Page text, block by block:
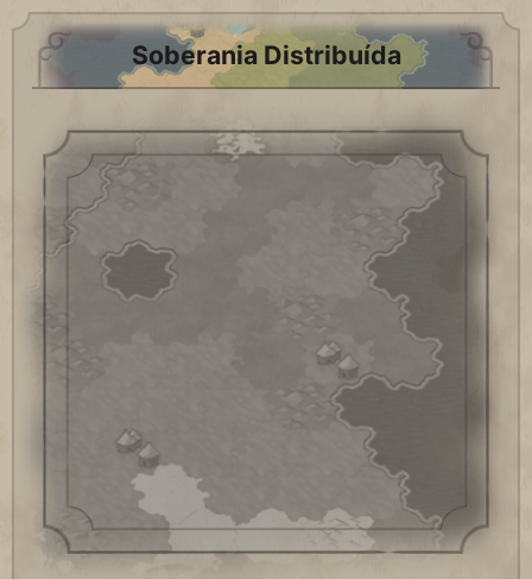
Soberania Distribuída